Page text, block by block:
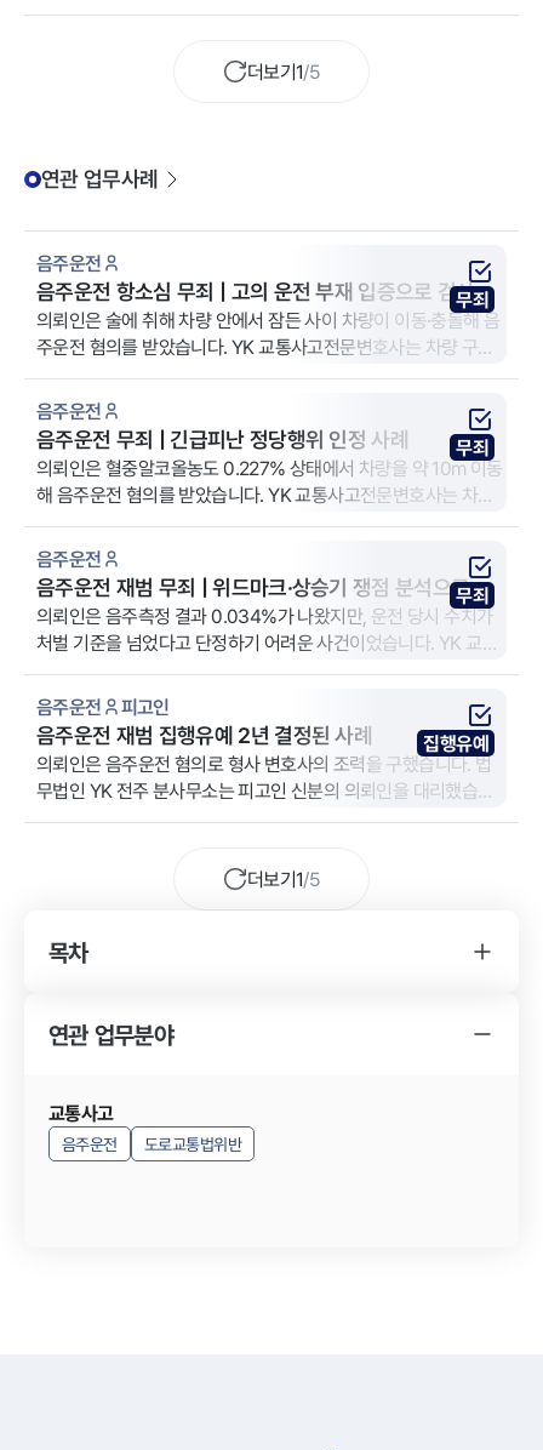
더보기1/5
연관 업무사례
음주운전
음주운전 항소심 무죄 | 고의 운전 부재 입증으로 검사항
소 기각
의뢰인은 술에 취해 차량 안에서 잠든 사이 차량이 이동·충돌해 음
주운전 혐의를 받았습니다. YK 교통사고전문변호사는 차량 구조,
이동 경로, 충돌 양상 등을 토대로 고의적 운전행위가 합리적 의심
없이 입증되지 않았다는 점을 주장했고, 항소심에서 검사의 항소
가 기각되어 무죄 판단이 유지됐습니다.
무죄
음주운전
음주운전 무죄 | 긴급피난 정당행위 인정 사례
의뢰인은 혈중알코올농도 0.227% 상태에서 차량을 약 10m 이동
해 음주운전 혐의를 받았습니다. YK 교통사고전문변호사는 차량
위치, 이동 거리, 위험 상황을 근거로 해당 운전이 도로 위 위험 제
거를 위한 최소 조치였음을 입증해 무죄를 이끌어냈습니다.
무죄
음주운전
음주운전 재범 무죄 | 위드마크·상승기 쟁점 분석으로 이
끌어낸 사례
의뢰인은 음주측정 결과 0.034%가 나왔지만, 운전 당시 수치가
처벌 기준을 넘었다고 단정하기 어려운 사건이었습니다. YK 교통
사고전문변호사는 위드마크 계산과 혈중알코올농도 상승기 쟁점
을 분석해 운전 당시 기준 미달 가능성을 주장했고, 재범 사건임에
도 무죄를 이끌어냈습니다.
무죄
음주운전 피고인
음주운전 재범 집행유예 2년 결정된 사례
의뢰인은 음주운전 혐의로 형사 변호사의 조력을 구했습니다. 법
무법인 YK 전주 분사무소는 피고인 신분의 의뢰인을 대리했습니
다.
집행유예
더보기1/5
목차
YK 음주운전 사건 변호사의 조력 내용
연관 업무분야
교통사고
음주운전 도로교통법위반